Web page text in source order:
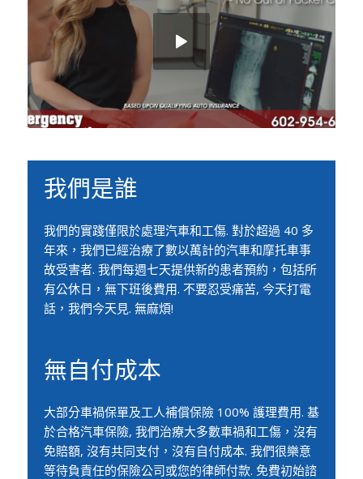
我們是誰
我們的實踐僅限於處理汽車和工傷. 對於超過 40 多
年來，我們已經治療了數以萬計的汽車和摩托車事
故受害者. 我們每週七天提供新的患者預約，包括所
有公休日，無下班後費用. 不要忍受痛苦, 今天打電
話，我們今天見. 無麻煩!
無自付成本
大部分車禍保單及工人補償保險 100% 護理費用. 基
於合格汽車保險, 我們治療大多數車禍和工傷，沒有
免賠額, 沒有共同支付，沒有自付成本. 我們很樂意
等待負責任的保險公司或您的律師付款. 免費初始諮